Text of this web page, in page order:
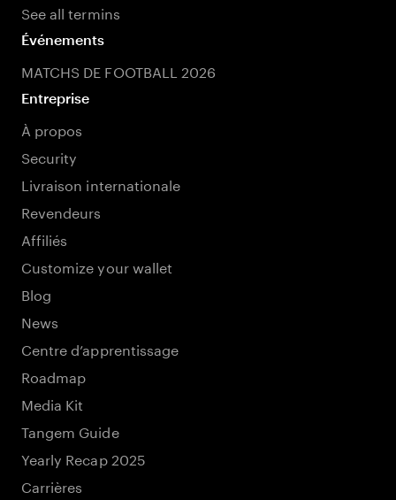
See all termins
Événements
MATCHS DE FOOTBALL 2026
Entreprise
À propos
Security
Livraison internationale
Revendeurs
Affiliés
Customize your wallet
Blog
News
Centre d’apprentissage
Roadmap
Media Kit
Tangem Guide
Yearly Recap 2025
Carrières